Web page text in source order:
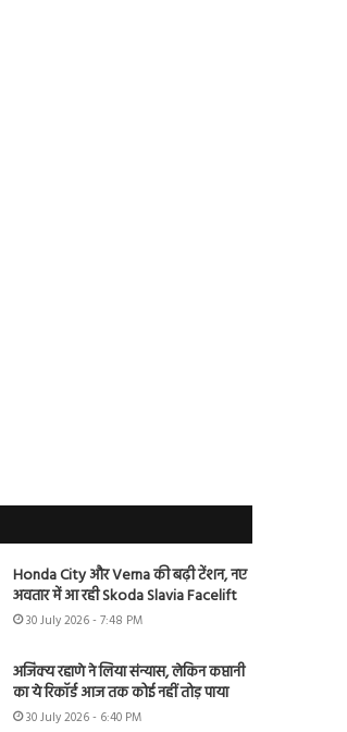
Honda City और Verna की बढ़ी टेंशन, नए
अवतार में आ रही Skoda Slavia Facelift
30 July 2026 - 7:48 PM
अजिंक्य रहाणे ने लिया संन्यास, लेकिन कप्तानी
का ये रिकॉर्ड आज तक कोई नहीं तोड़ पाया
30 July 2026 - 6:40 PM